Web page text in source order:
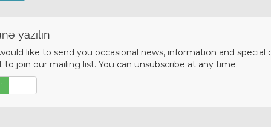
yazılın
like to send you occasional news, information and
to join our mailing list. You can unsubscribe at any time.